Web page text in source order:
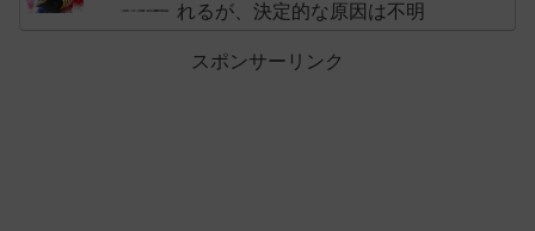
れるが、決定的な原因は不明
スポンサーリンク